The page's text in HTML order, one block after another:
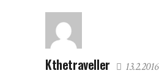
Kthetraveller 13.2.2016